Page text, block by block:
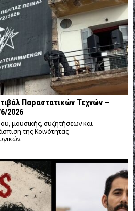
Παραστατικών Τεχνών –
2026
μουσικής, συζητήσεων και
της Κοινότητας